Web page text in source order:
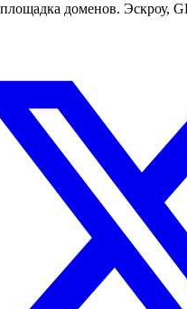
доменов. Эскроу,